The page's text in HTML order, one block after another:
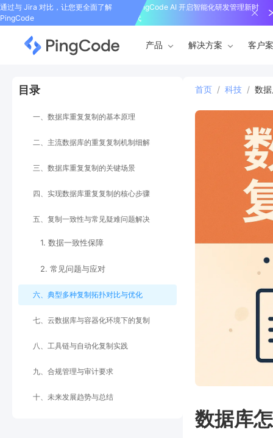
通过与 Jira 对比，让您更全面了解
PingCode
PingCode AI 开启智能化研发管理新时
代
产品 解决方案 客户
目录
一、数据库重复复制的基本原理
二、主流数据库的重复复制机制细解
三、数据库重复复制的关键场景
四、实现数据库重复复制的核心步骤
五、复制一致性与常见疑难问题解决
1. 数据一致性保障
2. 常见问题与应对
六、典型多种复制拓扑对比与优化
七、云数据库与容器化环境下的复制
八、工具链与自动化复制实践
九、合规管理与审计要求
十、未来发展趋势与总结
首页 / 科技 / 数
数据库